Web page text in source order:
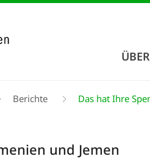
Berichte Das hat Ihre
und Jemen